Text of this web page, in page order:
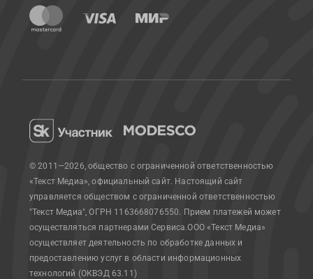
© 2011—2026, общество с ограниченной ответственностью
«Текст Медиа», официальный сайт. Настоящий сайт
управляется обществом с ограниченной ответственностью
"Текст Медиа", ОГРН 1163668076550. Прием платежей может
осуществляться партнерами Сервиса.ООО «Текст Медиа»
осуществляет деятельность по обработке данных и
предоставлению услуг в области информационных
технологий (ОКВЭД 63.11)